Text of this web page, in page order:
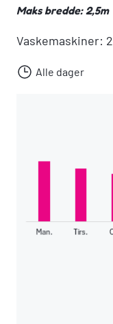
Maks bredde: 2,5m
Vaskemaskiner: 2
Alle dager